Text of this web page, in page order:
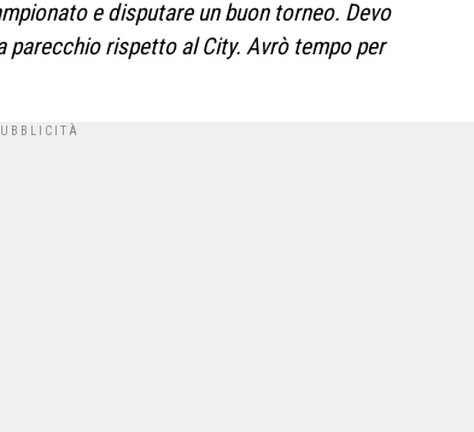
e disputare un buon torneo. Devo
parecchio rispetto al City. Avrò tempo per